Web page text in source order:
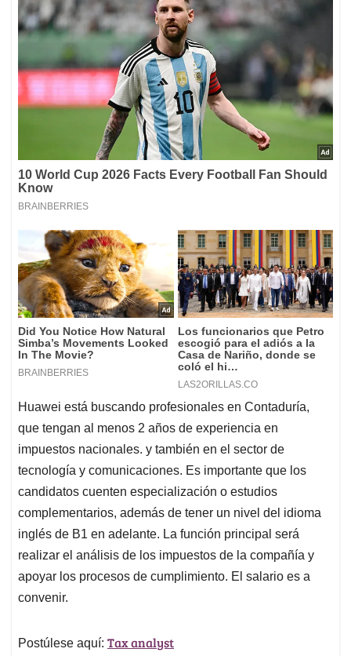
Huawei está buscando profesionales en Contaduría,
que tengan al menos 2 años de experiencia en
impuestos nacionales. y también en el sector de
tecnología y comunicaciones. Es importante que los
candidatos cuenten especialización o estudios
complementarios, además de tener un nivel del idioma
inglés de B1 en adelante. La función principal será
realizar el análisis de los impuestos de la compañía y
apoyar los procesos de cumplimiento. El salario es a
convenir.
Postúlese aquí: Tax analyst